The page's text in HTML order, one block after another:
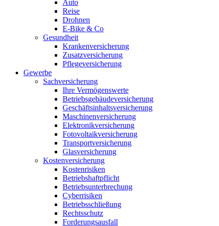
Auto
Reise
Drohnen
E-Bike & Co
Gesundheit
Krankenversicherung
Zusatzversicherung
Pflegeversicherung
Gewerbe
Sachversicherung
Ihre Vermögenswerte
Betriebsgebäudeversicherung
Geschäftsinhaltsversicherung
Maschinenversicherung
Elektronikversicherung
Fotovoltaikversicherung
Transportversicherung
Glasversicherung
Kostenversicherung
Kostenrisiken
Betriebshaftpflicht
Betriebsunterbrechung
Cyberrisiken
Betriebsschließung
Rechtsschutz
Forderungsausfall